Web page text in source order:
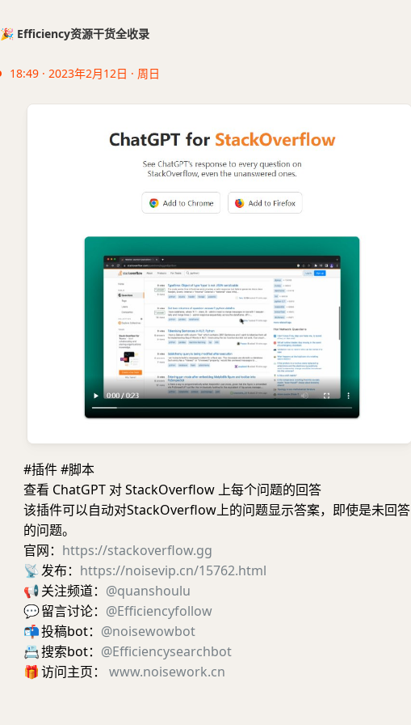
🎉 Efficiency资源干货全收录
18:49 · 2023年2月12日 · 周日
#插件 #脚本
查看 ChatGPT 对 StackOverflow 上每个问题的回答
该插件可以自动对StackOverflow上的问题显示答案，即使是未回答
的问题。
官网： https://stackoverflow.gg
📡发布： https://noisevip.cn/15762.html
📢关注频道： @quanshoulu
💬留言讨论： @Efficiencyfollow
📬投稿bot： @noisewowbot
📇搜索bot： @Efficiencysearchbot
🎁访问主页： www.noisework.cn